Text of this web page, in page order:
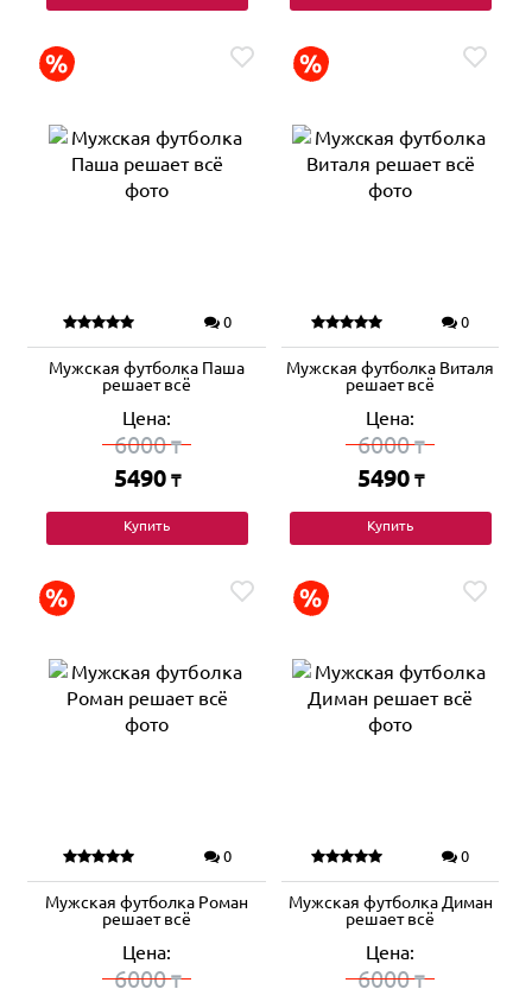
0
Мужская футболка Паша
решает всё
Цена:
6000₸
5490 ₸
Купить
0
Мужская футболка Виталя
решает всё
Цена:
6000₸
5490 ₸
Купить
0
Мужская футболка Роман
решает всё
Цена:
6000₸
0
Мужская футболка Диман
решает всё
Цена:
6000₸